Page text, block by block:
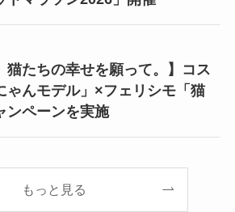
猫たちの幸せを願って。】コス
ゃんモデル」×フェリシモ「猫
ンペーンを実施
もっと見る